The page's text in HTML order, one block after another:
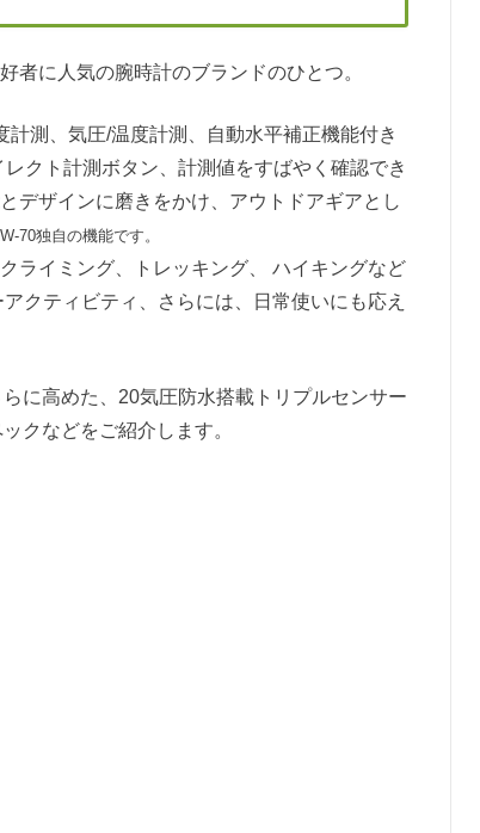
者に人気の腕時計のブランドのひとつ。
測、気圧/温度計測、自動水平補正機能付き
クト計測ボタン、計測値をすばやく確認でき
デザインに磨きをかけ、アウトドアギアとし
70独自の機能です。
ライミング、トレッキング、 ハイキングなど
クティビティ、さらには、日常使いにも応え
に高めた、20気圧防水搭載トリプルセンサー
クなどをご紹介します。